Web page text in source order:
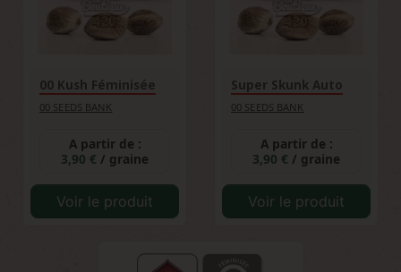
00 Kush Féminisée
00 SEEDS BANK
A partir de :
3,90 € / graine
Voir le produit
Super Skunk Auto
00 SEEDS BANK
A partir de :
3,90 € / graine
Voir le produit